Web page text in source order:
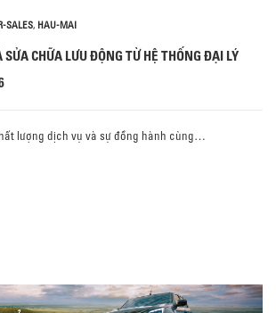
SALES, HAU-MAI
SỬA CHỮA LƯU ĐỘNG TỪ HỆ THỐNG ĐẠI LÝ
lượng dịch vụ và sự đồng hành cùng…